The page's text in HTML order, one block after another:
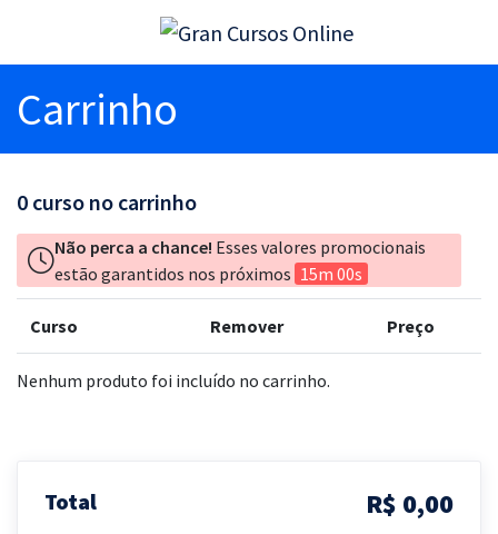
Carrinho
0 curso no carrinho
Não perca a chance! Esses valores promocionais
estão garantidos nos próximos 15m 00s
Curso Remover Preço
Nenhum produto foi incluído no carrinho.
Total R$ 0,00